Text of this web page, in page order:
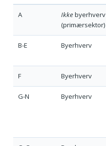
A Ikkebyerhverv
(primærsektor)
B-E Byerhverv
F Byerhverv
G-N Byerhverv